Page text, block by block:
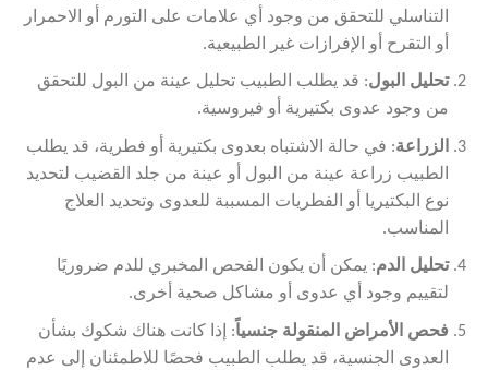
التناسلي للتحقق من وجود أي علامات على التورم أو الاحمرار
أو التقرح أو الإفرازات غير الطبيعية.
تحليل البول: قد يطلب الطبيب تحليل عينة من البول للتحقق
من وجود عدوى بكتيرية أو فيروسية.
الزراعة: في حالة الاشتباه بعدوى بكتيرية أو فطرية، قد يطلب
الطبيب زراعة عينة من البول أو عينة من جلد القضيب لتحديد
نوع البكتيريا أو الفطريات المسببة للعدوى وتحديد العلاج
المناسب.
تحليل الدم: يمكن أن يكون الفحص المخبري للدم ضروريًا
لتقييم وجود أي عدوى أو مشاكل صحية أخرى.
فحص الأمراض المنقولة جنسياً: إذا كانت هناك شكوك بشأن
العدوى الجنسية، قد يطلب الطبيب فحصًا للاطمئنان إلى عدم